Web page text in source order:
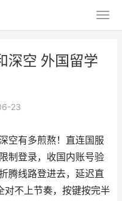
深空 外国留学
23
空有多煎熬！直连国服
制登录，收国内账号验
腾线路登进去，延迟直
对不上节奏，按键按完半